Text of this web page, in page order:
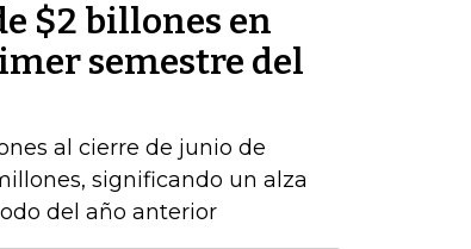
$2 billones en
semestre del
al cierre de junio de
significando un alza
del año anterior